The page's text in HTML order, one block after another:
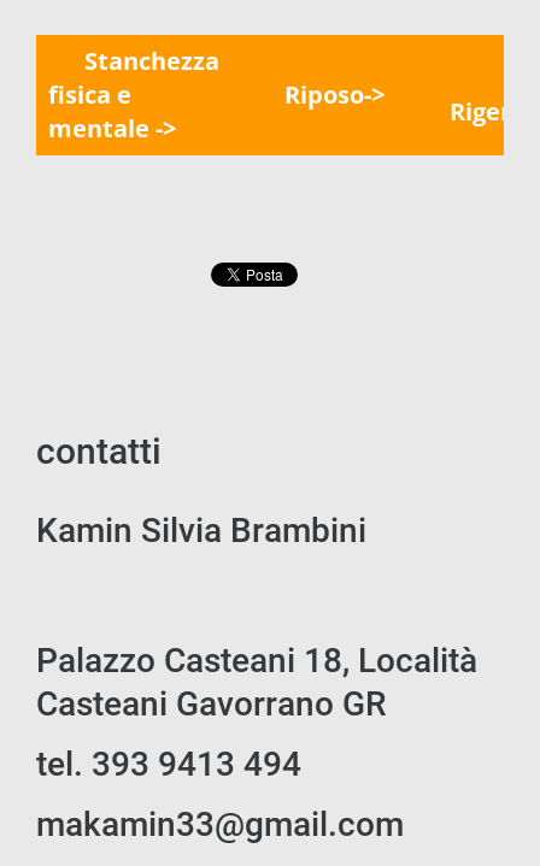
Stanchezza
fisica e
mentale ->
Riposo->
contatti
Kamin Silvia Brambini
Palazzo Casteani 18, Località
Casteani Gavorrano GR
tel. 393 9413 494
makamin33@gmail.com